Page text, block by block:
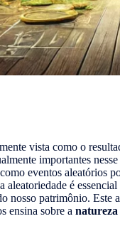
vista como o
importantes
eventos aleatórios
é
nosso patrimônio.
ensina sobre a natureza